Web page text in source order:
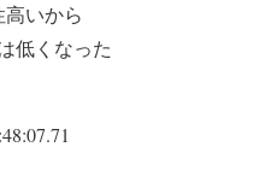
いから
低くなった